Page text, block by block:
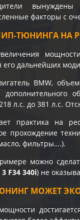
факторы с
ТЮНИНГА НА
его дальнейших
BMW,
дополнительного
л.с. до 381 л.с.
практика на
прохождение
фильтры….).
можно
F34 340i) не
МОЖЕТ